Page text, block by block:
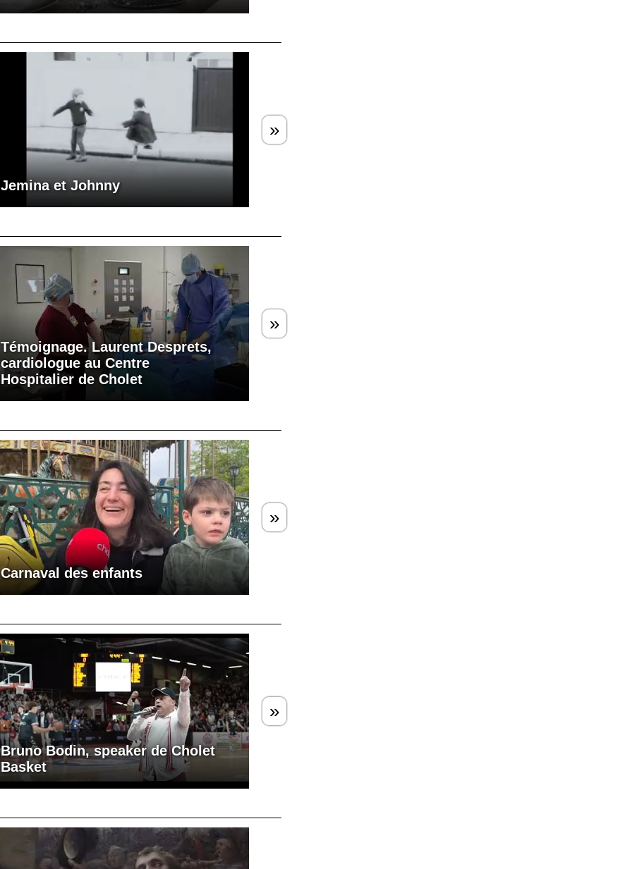
Jemina et Johnny
»
Témoignage. Laurent Desprets,
cardiologue au Centre
Hospitalier de Cholet
»
Carnaval des enfants
»
Bruno Bodin, speaker de Cholet
Basket
»